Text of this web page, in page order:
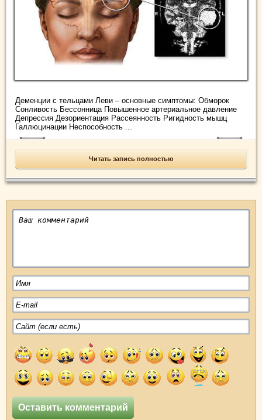
Деменции с тельцами Леви – основные симптомы: Обморок
Сонливость Бессонница Повышенное артериальное давление
Депрессия Дезориентация Рассеянность Ригидность мышц
Галлюцинации Неспособность ...
Читать запись полностью